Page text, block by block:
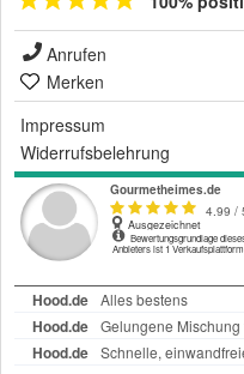
Anrufen
Merken
Impressum
Widerrufsbelehrung